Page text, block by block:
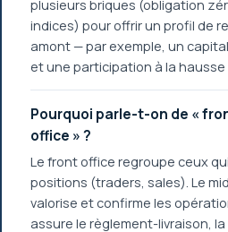
plusieurs briques (obligation
indices) pour offrir un profil de
amont — par exemple, un
et une participation à la hausse
Pourquoi parle-t-on de «
office » ?
Le front office regroupe ceux
positions (traders, sales). Le
valorise et confirme les
assure le règlement-livraison,